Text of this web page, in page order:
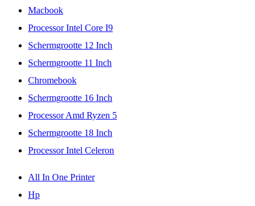
Macbook
Processor Intel Core I9
Schermgrootte 12 Inch
Schermgrootte 11 Inch
Chromebook
Schermgrootte 16 Inch
Processor Amd Ryzen 5
Schermgrootte 18 Inch
Processor Intel Celeron
All In One Printer
Hp